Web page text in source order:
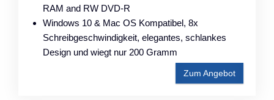
RAM and RW DVD-R
Windows 10 & Mac OS Kompatibel, 8x
Schreibgeschwindigkeit, elegantes, schlankes
Design und wiegt nur 200 Gramm
Zum Angebot